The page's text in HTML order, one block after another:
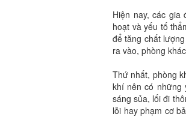
Hiện nay, các gia
hoạt và yếu tố
để tăng chất
ra vào, phòng
Thứ nhất, phòng
khí nên có những
sáng sủa, lối đi
lỗi hay phạm cơ